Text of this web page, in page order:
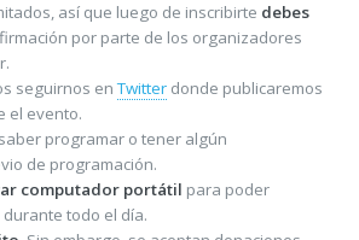
así que luego de inscribirte debes
por parte de los organizadores
seguirnos enTwitterdonde publicaremos
el evento.
programar o tener algún
de programación.
computador portátil para poder
todo el día.